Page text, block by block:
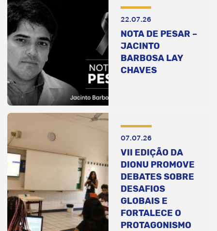
22.07.26
NOTA DE PESAR –
JACINTO
BARBOSA LAY
CHAVES
07.07.26
VII EDIÇÃO DA
DIONU PROMOVE
DEBATES SOBRE
DESAFIOS
GLOBAIS E
FORTALECE O
PROTAGONISMO